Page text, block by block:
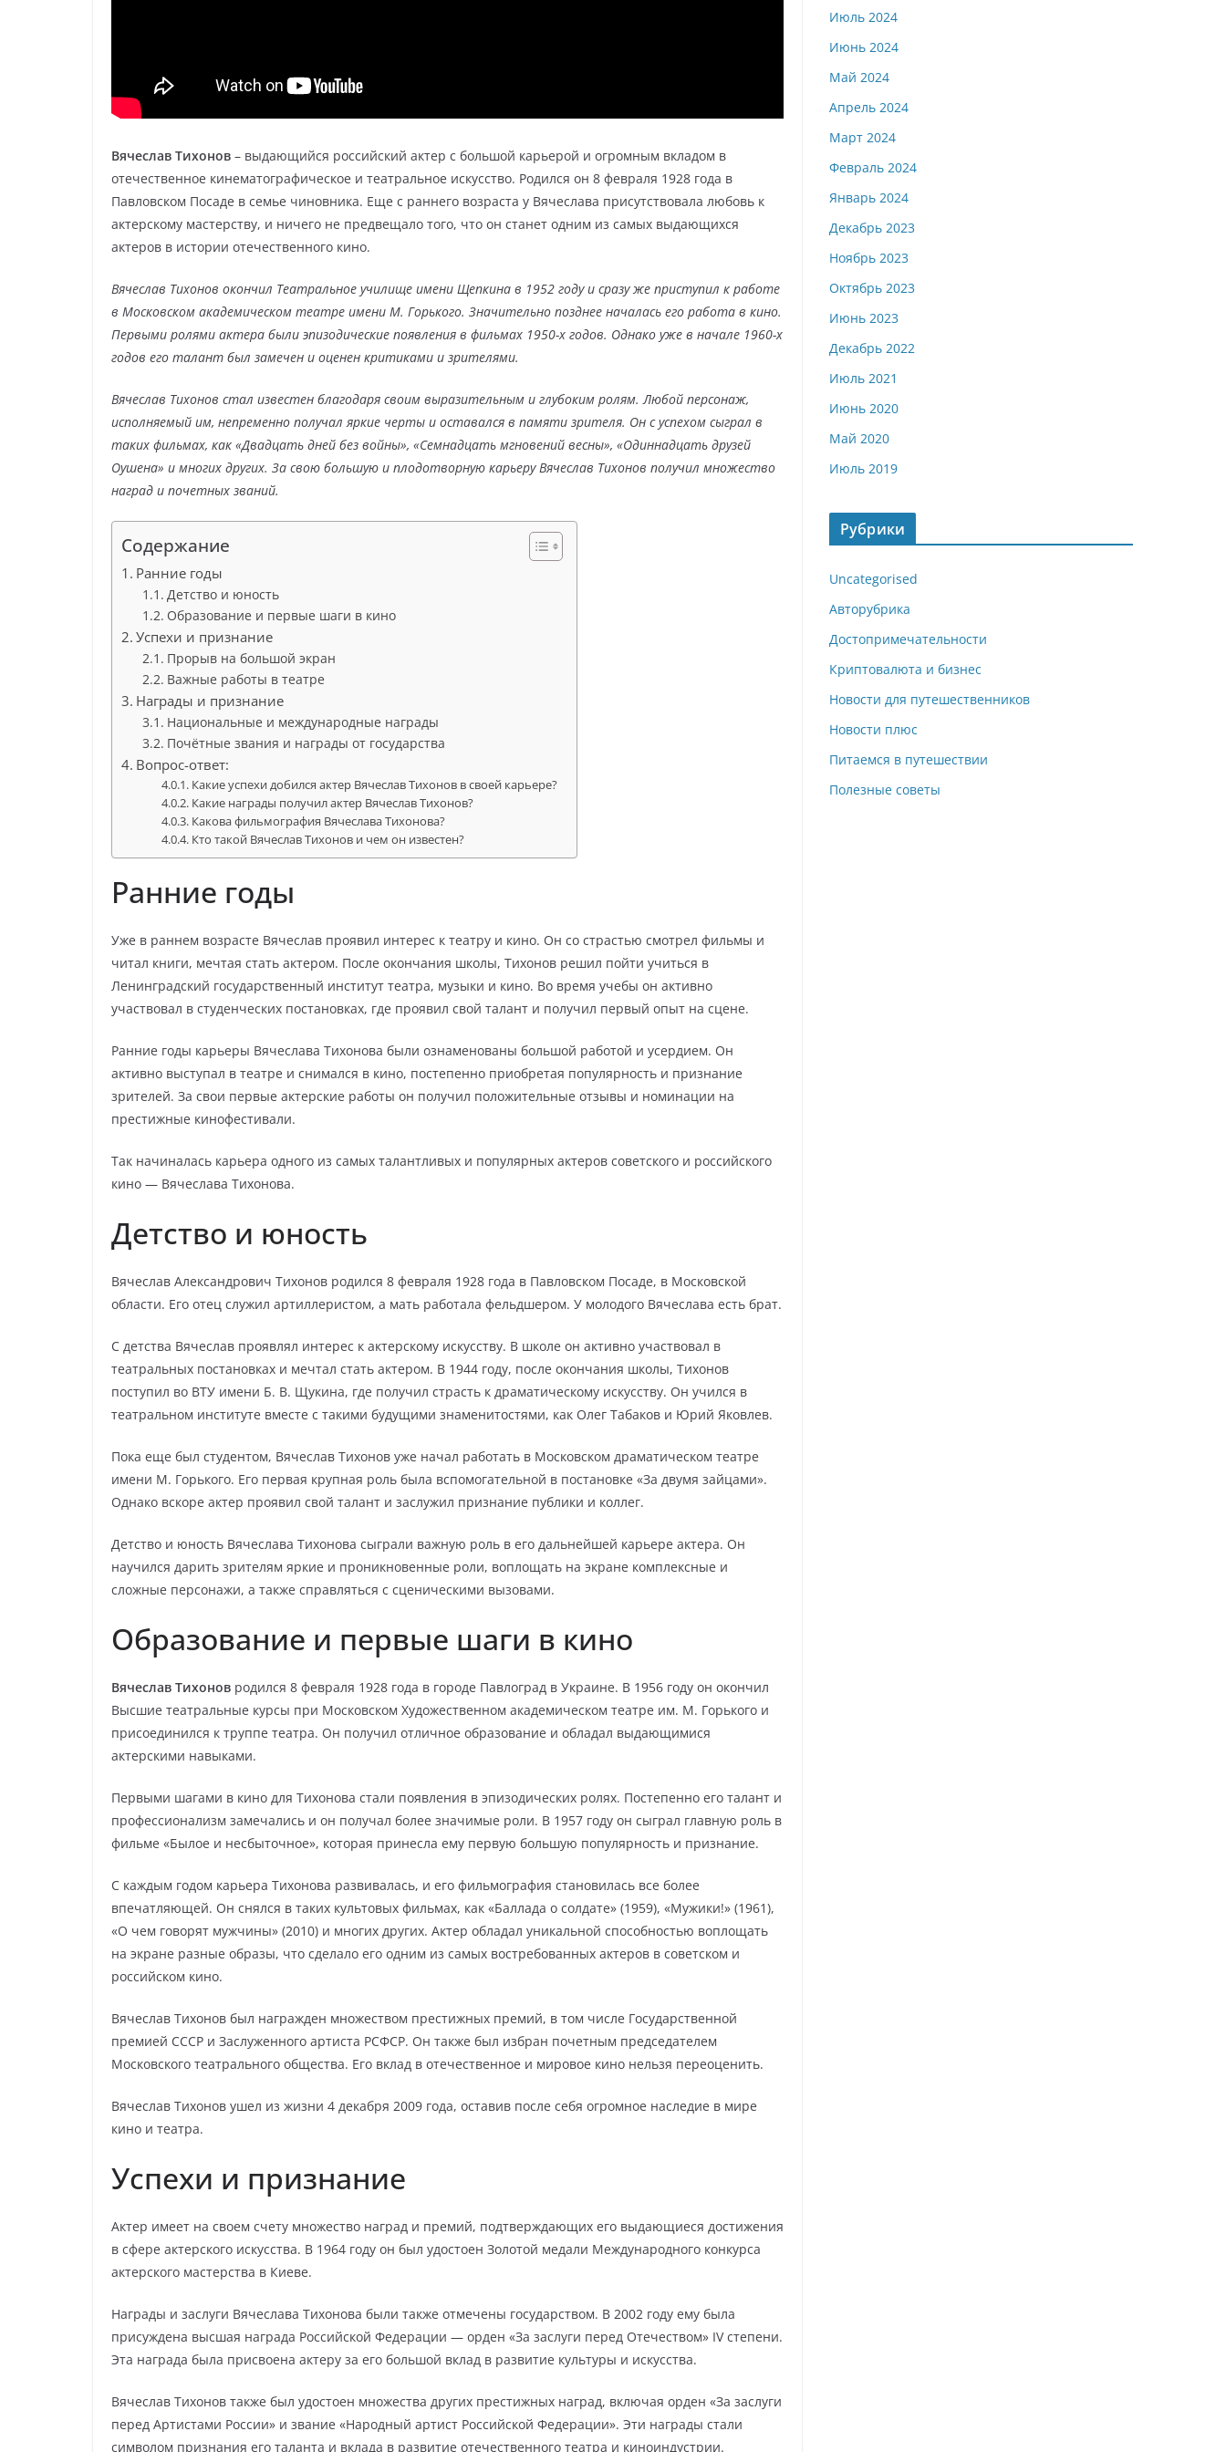
Вячеслав Тихонов – выдающийся российский актер с большой карьерой и огромным вкладом в
отечественное кинематографическое и театральное искусство. Родился он 8 февраля 1928 года в
Павловском Посаде в семье чиновника. Еще с раннего возраста у Вячеслава присутствовала любовь к
актерскому мастерству, и ничего не предвещало того, что он станет одним из самых выдающихся
актеров в истории отечественного кино.
Вячеслав Тихонов окончил Театральное училище имени Щепкина в 1952 году и сразу же приступил к работе
в Московском академическом театре имени М. Горького. Значительно позднее началась его работа в кино.
Первыми ролями актера были эпизодические появления в фильмах 1950-х годов. Однако уже в начале 1960-х
годов его талант был замечен и оценен критиками и зрителями.
Вячеслав Тихонов стал известен благодаря своим выразительным и глубоким ролям. Любой персонаж,
исполняемый им, непременно получал яркие черты и оставался в памяти зрителя. Он с успехом сыграл в
таких фильмах, как «Двадцать дней без войны», «Семнадцать мгновений весны», «Одиннадцать друзей
Оушена» и многих других. За свою большую и плодотворную карьеру Вячеслав Тихонов получил множество
наград и почетных званий.
Содержание
Ранние годы
Детство и юность
Образование и первые шаги в кино
Успехи и признание
Прорыв на большой экран
Важные работы в театре
Награды и признание
Национальные и международные награды
Почётные звания и награды от государства
Вопрос-ответ:
Какие успехи добился актер Вячеслав Тихонов в своей карьере?
Какие награды получил актер Вячеслав Тихонов?
Какова фильмография Вячеслава Тихонова?
Кто такой Вячеслав Тихонов и чем он известен?
Ранние годы
Уже в раннем возрасте Вячеслав проявил интерес к театру и кино. Он со страстью смотрел фильмы и
читал книги, мечтая стать актером. После окончания школы, Тихонов решил пойти учиться в
Ленинградский государственный институт театра, музыки и кино. Во время учебы он активно
участвовал в студенческих постановках, где проявил свой талант и получил первый опыт на сцене.
Ранние годы карьеры Вячеслава Тихонова были ознаменованы большой работой и усердием. Он
активно выступал в театре и снимался в кино, постепенно приобретая популярность и признание
зрителей. За свои первые актерские работы он получил положительные отзывы и номинации на
престижные кинофестивали.
Так начиналась карьера одного из самых талантливых и популярных актеров советского и российского
кино — Вячеслава Тихонова.
Детство и юность
Вячеслав Александрович Тихонов родился 8 февраля 1928 года в Павловском Посаде, в Московской
области. Его отец служил артиллеристом, а мать работала фельдшером. У молодого Вячеслава есть брат.
С детства Вячеслав проявлял интерес к актерскому искусству. В школе он активно участвовал в
театральных постановках и мечтал стать актером. В 1944 году, после окончания школы, Тихонов
поступил во ВТУ имени Б. В. Щукина, где получил страсть к драматическому искусству. Он учился в
театральном институте вместе с такими будущими знаменитостями, как Олег Табаков и Юрий Яковлев.
Пока еще был студентом, Вячеслав Тихонов уже начал работать в Московском драматическом театре
имени М. Горького. Его первая крупная роль была вспомогательной в постановке «За двумя зайцами».
Однако вскоре актер проявил свой талант и заслужил признание публики и коллег.
Детство и юность Вячеслава Тихонова сыграли важную роль в его дальнейшей карьере актера. Он
научился дарить зрителям яркие и проникновенные роли, воплощать на экране комплексные и
сложные персонажи, а также справляться с сценическими вызовами.
Образование и первые шаги в кино
Вячеслав Тихонов родился 8 февраля 1928 года в городе Павлоград в Украине. В 1956 году он окончил
Высшие театральные курсы при Московском Художественном академическом театре им. М. Горького и
присоединился к труппе театра. Он получил отличное образование и обладал выдающимися
актерскими навыками.
Первыми шагами в кино для Тихонова стали появления в эпизодических ролях. Постепенно его талант и
профессионализм замечались и он получал более значимые роли. В 1957 году он сыграл главную роль в
фильме «Былое и несбыточное», которая принесла ему первую большую популярность и признание.
С каждым годом карьера Тихонова развивалась, и его фильмография становилась все более
впечатляющей. Он снялся в таких культовых фильмах, как «Баллада о солдате» (1959), «Мужики!» (1961),
«О чем говорят мужчины» (2010) и многих других. Актер обладал уникальной способностью воплощать
на экране разные образы, что сделало его одним из самых востребованных актеров в советском и
российском кино.
Вячеслав Тихонов был награжден множеством престижных премий, в том числе Государственной
премией СССР и Заслуженного артиста РСФСР. Он также был избран почетным председателем
Московского театрального общества. Его вклад в отечественное и мировое кино нельзя переоценить.
Вячеслав Тихонов ушел из жизни 4 декабря 2009 года, оставив после себя огромное наследие в мире
кино и театра.
Успехи и признание
Актер имеет на своем счету множество наград и премий, подтверждающих его выдающиеся достижения
в сфере актерского искусства. В 1964 году он был удостоен Золотой медали Международного конкурса
актерского мастерства в Киеве.
Награды и заслуги Вячеслава Тихонова были также отмечены государством. В 2002 году ему была
присуждена высшая награда Российской Федерации — орден «За заслуги перед Отечеством» IV степени.
Эта награда была присвоена актеру за его большой вклад в развитие культуры и искусства.
Вячеслав Тихонов также был удостоен множества других престижных наград, включая орден «За заслуги
перед Артистами России» и звание «Народный артист Российской Федерации». Эти награды стали
символом признания его таланта и вклада в развитие отечественного театра и киноиндустрии.
Июль 2024
Июнь 2024
Май 2024
Апрель 2024
Март 2024
Февраль 2024
Январь 2024
Декабрь 2023
Ноябрь 2023
Октябрь 2023
Июнь 2023
Декабрь 2022
Июль 2021
Июнь 2020
Май 2020
Июль 2019
Рубрики
Uncategorised
Авторубрика
Достопримечательности
Криптовалюта и бизнес
Новости для путешественников
Новости плюс
Питаемся в путешествии
Полезные советы